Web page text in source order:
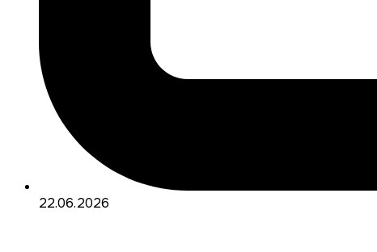
22.06.2026